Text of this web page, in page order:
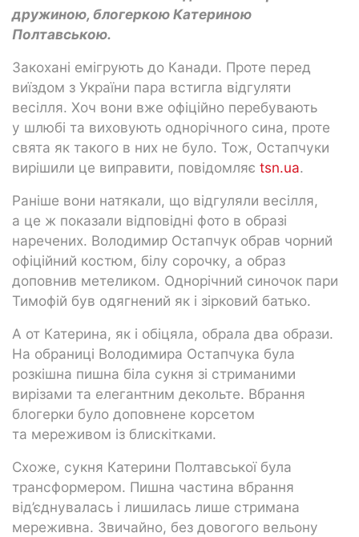
дружиною, блогеркою Катериною
Полтавською.
Закохані емігрують до Канади. Проте перед
виїздом з України пара встигла відгуляти
весілля. Хоч вони вже офіційно перебувають
у шлюбі та виховують однорічного сина, проте
свята як такого в них не було. Тож, Остапчуки
вирішили це виправити, повідомляє tsn.ua.
Раніше вони натякали, що відгуляли весілля,
а це ж показали відповідні фото в образі
наречених. Володимир Остапчук обрав чорний
офіційний костюм, білу сорочку, а образ
доповнив метеликом. Однорічний синочок пари
Тимофій був одягнений як і зірковий батько.
А от Катерина, як і обіцяла, обрала два образи.
На обраниці Володимира Остапчука була
розкішна пишна біла сукня зі стриманими
вирізами та елегантним декольте. Вбрання
блогерки було доповнене корсетом
та мереживом із блискітками.
Схоже, сукня Катерини Полтавської була
трансформером. Пишна частина вбрання
від’єднувалась і лишилась лише стримана
мереживна. Звичайно, без довогого вельону